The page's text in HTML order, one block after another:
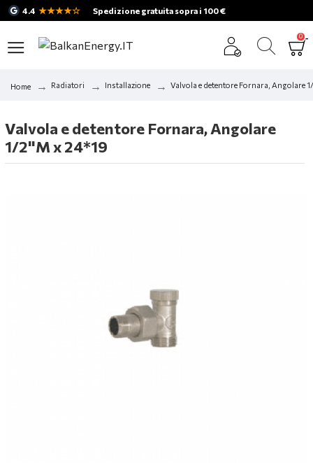
4.4 ★★★★☆ Spedizione gratuita sopra i 100 €
0
Home Radiatori Installazione Valvola e detentore Fornara, Angolare
Valvola e detentore Fornara, Angolare
1/2"M x 24*19